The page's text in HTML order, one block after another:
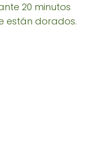
20 minutos
están dorados.